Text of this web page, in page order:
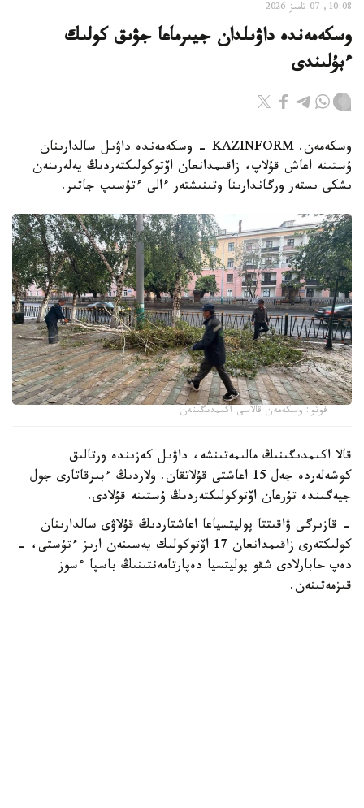
10:08, 07 تامىز 2026
وسكەمەندە داۋىلدان جيىرماعا جۋىق كولىك
ءبۇلىندى
وسكەمەن. KAZINFORM - وسكەمەندە داۋىل سالدارىنان
ۇستىنە اعاش قۇلاپ، زاقىمدانعان اۆتوكولىكتەردىڭ يەلەرىنەن
ىشكى ىستەر ورگاندارىنا وتىنىشتەر ءالى ءتۇسىپ جاتىر.
فوتو: وسكەمەن قالاسى اكىمدىگىنەن
قالا اكىمدىگىنىڭ مالىمەتىنشە، داۋىل كەزىندە ورتالىق
كوشەلەردە جەل 15 اعاشتى قۇلاتقان. ولاردىڭ ءبىرقاتارى جول
جيەگىندە تۇرعان اۆتوكولىكتەردىڭ ۇستىنە قۇلادى.
- قازىرگى ۋاقىتتا پوليتسياعا اعاشتاردىڭ قۇلاۋى سالدارىنان
كولىكتەرى زاقىمدانعان 17 اۆتوكولىك يەسىنەن ارىز ءتۇستى، -
دەپ حابارلادى شقو پوليتسيا دەپارتامەنتىنىڭ باسپا ءسوز
قىزمەتىنەن.